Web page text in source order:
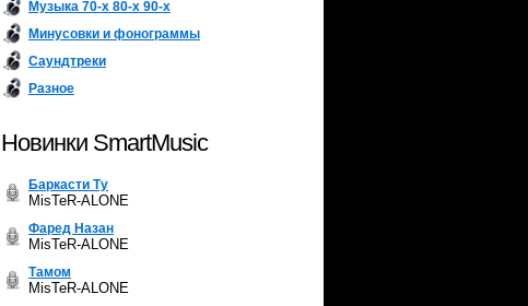
Музыка 70-х 80-х 90-х
Минусовки и фонограммы
Саундтреки
Разное
Новинки SmartMusic
Баркасти Ту
MisTeR-ALONE
Фаред Назан
MisTeR-ALONE
Тамом
MisTeR-ALONE